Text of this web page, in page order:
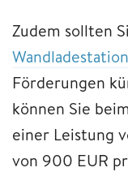
Zudem sollten
Wandladestation
Förderungen
können Sie
einer Leistung
von 900 EUR